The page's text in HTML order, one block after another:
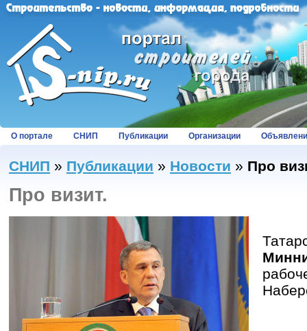
О портале СНИП Публикации Организации
СНИП » Публикации » Новости » Про
Про визит.